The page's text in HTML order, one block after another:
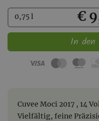
Kaufen
0,75 l €
In den
Cuvee Moci 2017 , 14
Vielfältig, feine